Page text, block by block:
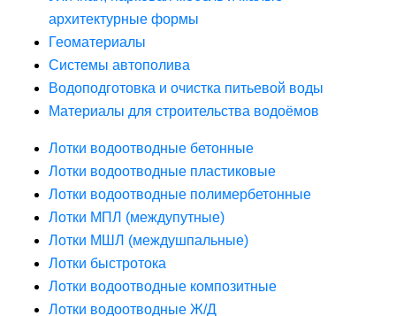
архитектурные формы
Геоматериалы
Системы автополива
Водоподготовка и очистка питьевой воды
Материалы для строительства водоёмов
Лотки водоотводные бетонные
Лотки водоотводные пластиковые
Лотки водоотводные полимербетонные
Лотки МПЛ (междупутные)
Лотки МШЛ (междушпальные)
Лотки быстротока
Лотки водоотводные композитные
Лотки водоотводные Ж/Д